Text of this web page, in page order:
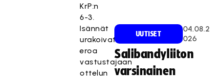
KrP:n
6-3.
Isännät
urakoivat
eroa
vastustajaan
ottelun
UUTISET
04.08.2
026
Salibandyliiton
varsinainen